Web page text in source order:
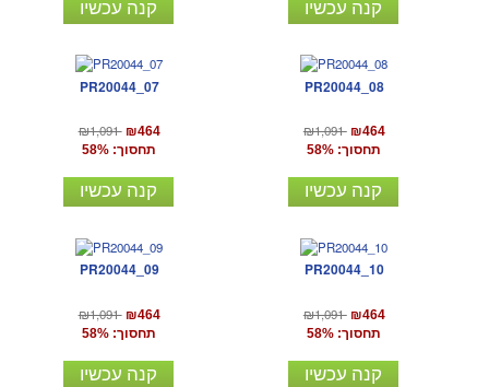
קנה עכשיו קנה עכשיו
PR20044_07
₪1,091 ₪464
תחסוך: 58%
קנה עכשיו
PR20044_08
₪1,091 ₪464
תחסוך: 58%
קנה עכשיו
PR20044_09
₪1,091 ₪464
תחסוך: 58%
קנה עכשיו
PR20044_10
₪1,091 ₪464
תחסוך: 58%
קנה עכשיו